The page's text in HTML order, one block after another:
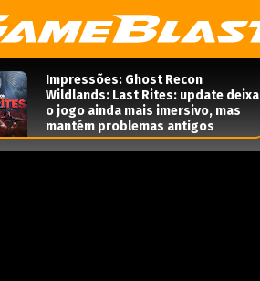
Impressões: Ghost Recon
Wildlands: Last Rites: update deixa
o jogo ainda mais imersivo, mas
mantém problemas antigos